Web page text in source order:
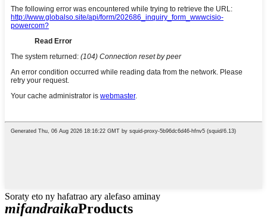
Soraty eto ny hafatrao ary alefaso aminay
mifandraikaProducts